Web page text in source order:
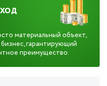
материальный объект,
гарантирующий
преимущество.